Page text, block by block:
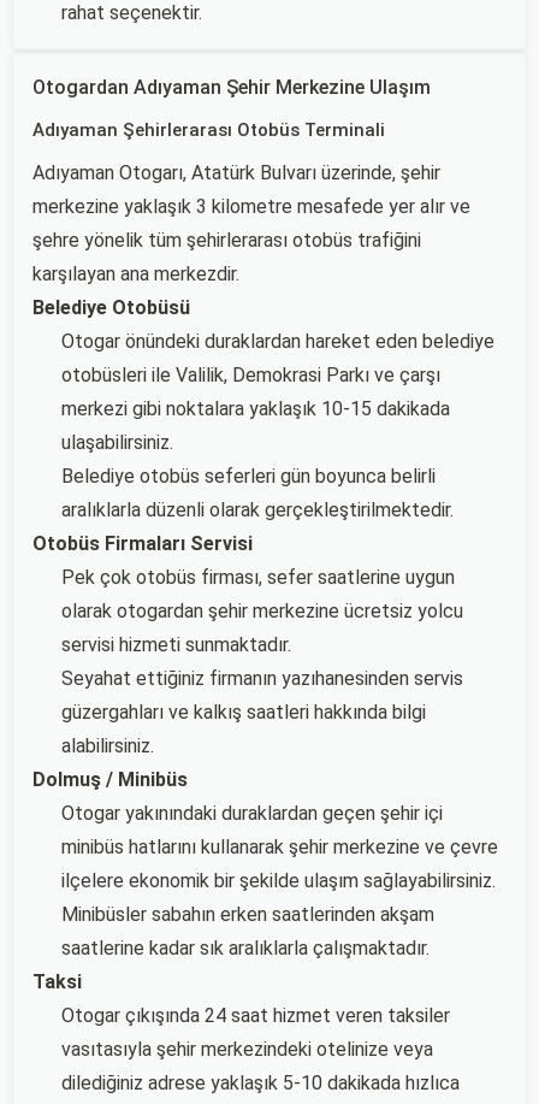
rahat seçenektir.
Otogardan Adıyaman Şehir Merkezine Ulaşım
Adıyaman Şehirlerarası Otobüs Terminali
Adıyaman Otogarı, Atatürk Bulvarı üzerinde, şehir
merkezine yaklaşık 3 kilometre mesafede yer alır ve
şehre yönelik tüm şehirlerarası otobüs trafiğini
karşılayan ana merkezdir.
Belediye Otobüsü
Otogar önündeki duraklardan hareket eden belediye
otobüsleri ile Valilik, Demokrasi Parkı ve çarşı
merkezi gibi noktalara yaklaşık 10-15 dakikada
ulaşabilirsiniz.
Belediye otobüs seferleri gün boyunca belirli
aralıklarla düzenli olarak gerçekleştirilmektedir.
Otobüs Firmaları Servisi
Pek çok otobüs firması, sefer saatlerine uygun
olarak otogardan şehir merkezine ücretsiz yolcu
servisi hizmeti sunmaktadır.
Seyahat ettiğiniz firmanın yazıhanesinden servis
güzergahları ve kalkış saatleri hakkında bilgi
alabilirsiniz.
Dolmuş / Minibüs
Otogar yakınındaki duraklardan geçen şehir içi
minibüs hatlarını kullanarak şehir merkezine ve çevre
ilçelere ekonomik bir şekilde ulaşım sağlayabilirsiniz.
Minibüsler sabahın erken saatlerinden akşam
saatlerine kadar sık aralıklarla çalışmaktadır.
Taksi
Otogar çıkışında 24 saat hizmet veren taksiler
vasıtasıyla şehir merkezindeki otelinize veya
dilediğiniz adrese yaklaşık 5-10 dakikada hızlıca